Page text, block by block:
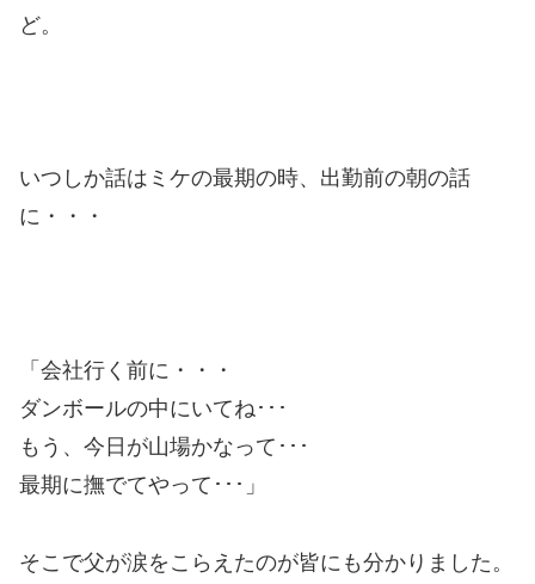
ど。
いつしか話はミケの最期の時、出勤前の朝の話
に・・・
「会社行く前に・・・
ダンボールの中にいてね･･･
もう、今日が山場かなって･･･
最期に撫でてやって･･･」
そこで父が涙をこらえたのが皆にも分かりました。